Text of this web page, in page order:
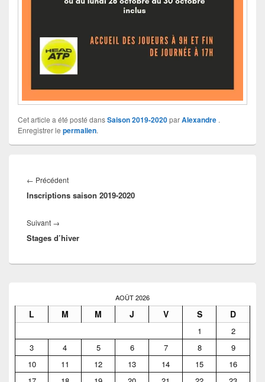
Cet article a été posté dansSaison 2019-2020parAlexandre .
Enregistrer le permalien.
de
l’article
← PrécédentArticle
précédent :
Inscriptions saison 2019-2020
Suivant →
suivant :
Stages d’hiver
de
widget
latérale
AOÛT 2026
L M M J V S D
1
2
3
4 5 6 7 8
9
10
11 12 13 14 15
16